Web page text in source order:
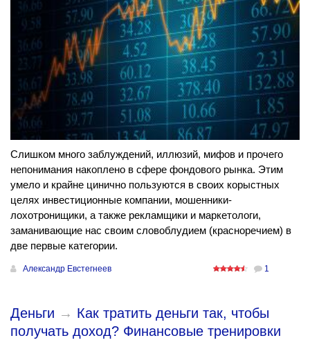
Слишком много заблуждений, иллюзий, мифов и прочего
непонимания накоплено в сфере фондового рынка. Этим
умело и крайне цинично пользуются в своих корыстных
целях инвестиционные компании, мошенники-
лохотронищики, а также рекламщики и маркетологи,
заманивающие нас своим словоблудием (красноречием) в
две первые категории.
Александр Евстегнеев 1
Деньги → Как тратить деньги так, чтобы
получать доход? Финансовые тренировки